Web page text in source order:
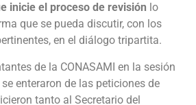
inicie el proceso de revisión lo
que se pueda discutir, con los
en el diálogo tripartita.
de la CONASAMI en la sesión
enteraron de las peticiones de
tanto al Secretario del